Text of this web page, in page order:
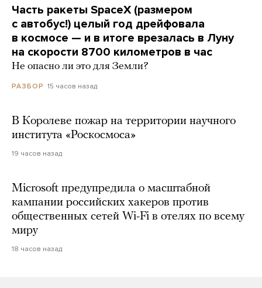
Часть ракеты SpaceX (размером
с автобус!) целый год дрейфовала
в космосе — и в итоге врезалась в Луну
на скорости 8700 километров в час
Не опасно ли это для Земли?
РАЗБОР 15 часов назад
В Королеве пожар на территории научного
института «Роскосмоса»
19 часов назад
Microsoft предупредила о масштабной
кампании российских хакеров против
общественных сетей Wi-Fi в отелях по всему
миру
18 часов назад